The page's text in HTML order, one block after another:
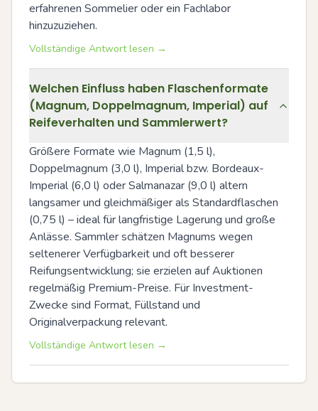
erfahrenen Sommelier oder ein Fachlabor
hinzuzuziehen.
Vollständige Antwort lesen →
Welchen Einfluss haben Flaschenformate
(Magnum, Doppelmagnum, Imperial) auf
Reifeverhalten und Sammlerwert?
Größere Formate wie Magnum (1,5 l),
Doppelmagnum (3,0 l), Imperial bzw. Bordeaux-
Imperial (6,0 l) oder Salmanazar (9,0 l) altern
langsamer und gleichmäßiger als Standardflaschen
(0,75 l) – ideal für langfristige Lagerung und große
Anlässe. Sammler schätzen Magnums wegen
seltenerer Verfügbarkeit und oft besserer
Reifungsentwicklung; sie erzielen auf Auktionen
regelmäßig Premium-Preise. Für Investment-
Zwecke sind Format, Füllstand und
Originalverpackung relevant.
Vollständige Antwort lesen →